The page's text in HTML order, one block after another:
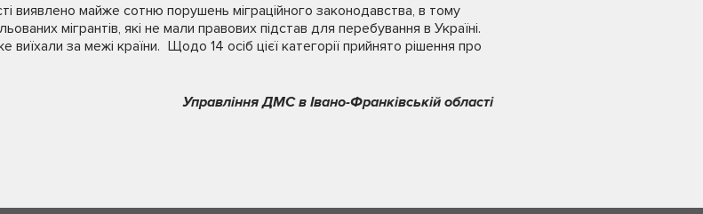
виявлено майже сотню порушень міграційного законодавства, в тому
мігрантів, які не мали правових підстав для перебування в Україні.
виїхали за межі країни. Щодо 14 осіб цієї категорії прийнято рішення про
Управління ДМС в Івано-Франківській області